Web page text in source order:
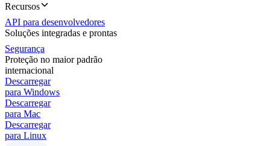
Recursos
API para desenvolvedores
Soluções integradas e prontas
Segurança
Proteção no maior padrão
internacional
Descarregar
para Windows
Descarregar
para Mac
Descarregar
para Linux